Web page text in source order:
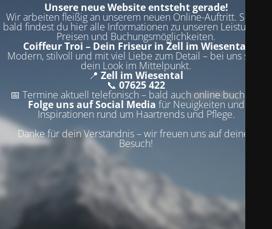
Unsere neue Website entsteht gerade!
Wir arbeiten fleißig an unserem neuen Online-Auftritt. Schon
bald findest du hier alle Informationen zu unseren Leistungen,
Preisen und Buchungsmöglichkeiten.
Coiffeur Troi – Dein Friseur in Zell im Wiesental
Modern, stilvoll und mit viel Liebe zum Detail – bei uns steht
dein Look im Mittelpunkt.
📍 Zell im Wiesental
📞 07625 422
📅 Termine aktuell telefonisch – bald auch online buchbar!
Folge uns auf Social Media für Neuigkeiten und
Inspirationen rund um Haartrends und Pflege.
Danke für dein Verständnis – wir freuen uns auf deinen
Besuch!